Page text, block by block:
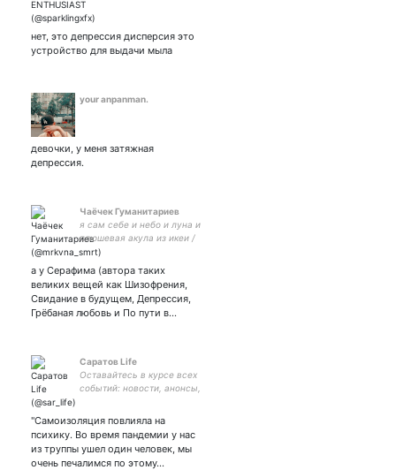
нет, это депрессия дисперсия это
устройство для выдачи мыла
your anpanman.
девочки, у меня затяжная
депрессия.
Чаëчек Гуманитариев
я сам себе и небо и луна и
плюшевая акула из икеи /
юп
а у Серафима (автора таких
великих вещей как Шизофрения,
Свидание в будущем, Депрессия,
Грëбаная любовь и По пути в…
Саратов Life
Оставайтесь в курсе всех
событий: новости, анонсы,
#Саратов
"Самоизоляция повлияла на
психику. Во время пандемии у нас
из труппы ушел один человек, мы
очень печалимся по этому…